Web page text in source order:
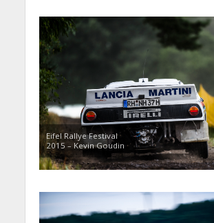
Eifel Rallye Festival
2015 – Kevin Goudin